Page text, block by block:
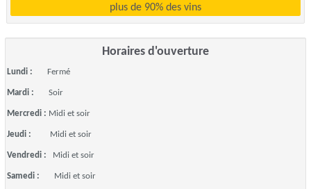
plus de 90% des vins
Horaires d'ouverture
Lundi : Fermé
Mardi : Soir
Mercredi : Midi et soir
Jeudi : Midi et soir
Vendredi : Midi et soir
Samedi : Midi et soir